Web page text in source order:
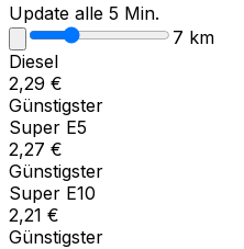
Update alle 5 Min.
7 km
Diesel
2,29 €
Günstigster
Super E5
2,27 €
Günstigster
Super E10
2,21 €
Günstigster